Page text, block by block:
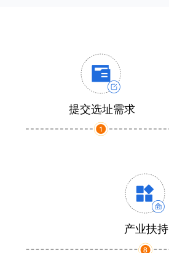
提交选址需求
产业扶持